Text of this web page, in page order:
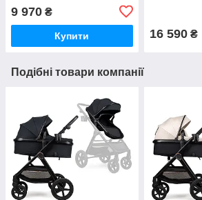
9 970 ₴
Купити 16 590₴
Подібні товари компанії